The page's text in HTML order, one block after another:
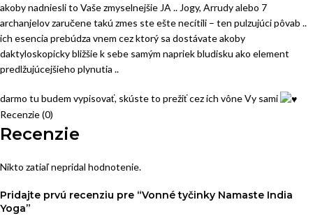
akoby nadniesli to Vaše zmyselnejšie JA .. Jogy, Arrudy alebo 7
archanjelov zaručene takú zmes ste ešte necítili – ten pulzujúci pôvab ..
ich esencia prebúdza vnem cez ktorý sa dostávate akoby
daktyloskopicky bližšie k sebe samým napriek bludisku ako element
predlžujúcejšieho plynutia ..
darmo tu budem vypisovať, skúste to prežiť cez ich vône Vy sami
Recenzie (0)
Recenzie
Nikto zatiaľ nepridal hodnotenie.
Pridajte prvú recenziu pre “Vonné tyčinky Namaste India
Yoga”